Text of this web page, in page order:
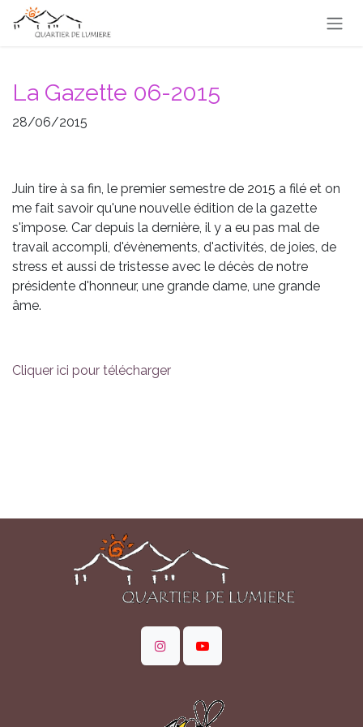
Se rendre au contenu
La Gazette 06-2015
28/06/2015
Juin tire à sa fin, le premier semestre de 2015 a filé et on
me fait savoir qu'une nouvelle édition de la gazette
s'impose. Car depuis la dernière, il y a eu pas mal de
travail accompli, d'évènements, d'activités, de joies, de
stress et aussi de tristesse avec le décès de notre
présidente d'honneur, une grande dame, une grande
âme.
Cliquer ici pour télécharger